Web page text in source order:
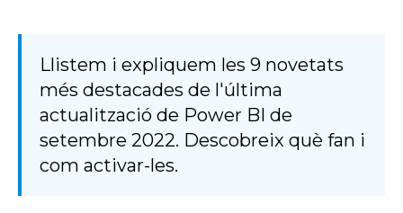
Llistem i expliquem les 9 novetats
més destacades de l'última
actualització de Power BI de
setembre 2022. Descobreix què fan i
com activar-les.